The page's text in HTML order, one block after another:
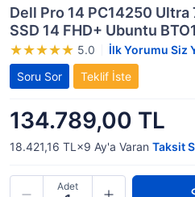
Dell Pro 14 PC14250 Ultra
SSD 14 FHD+ Ubuntu
5.0
İlk Yorumu Siz
Soru Sor
Teklif İste
134.789,00 TL
18.421,16 TL×9 Ay'a Varan Taksit
Adet